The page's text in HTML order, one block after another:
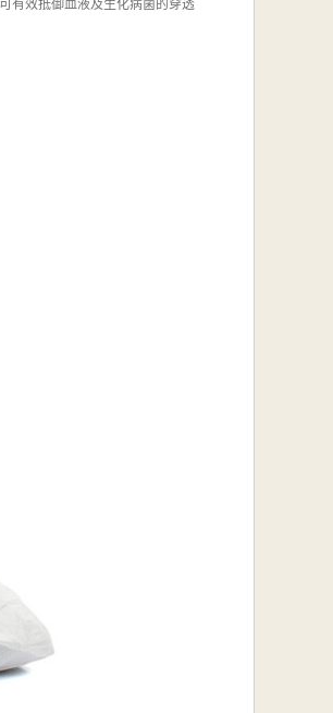
有效抵御血液及生化病菌的穿透